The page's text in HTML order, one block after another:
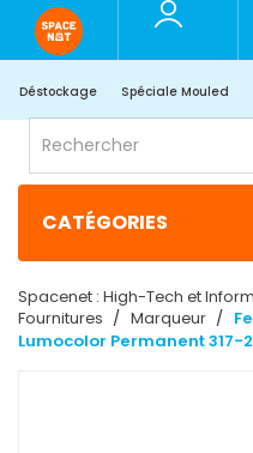
Déstockage Spéciale Mouled
CATÉGORIES
Spacenet : High-Tech et
Fournitures
Marqueur
Lumocolor Permanent 317-